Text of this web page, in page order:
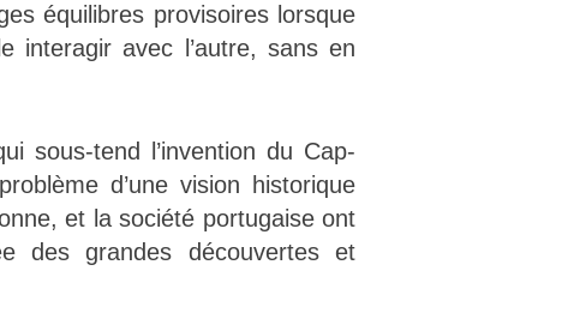
équilibres provisoires lorsque
interagir avec l’autre, sans en
sous-tend l’invention du Cap-
d’une vision historique
et la société portugaise ont
des grandes découvertes et